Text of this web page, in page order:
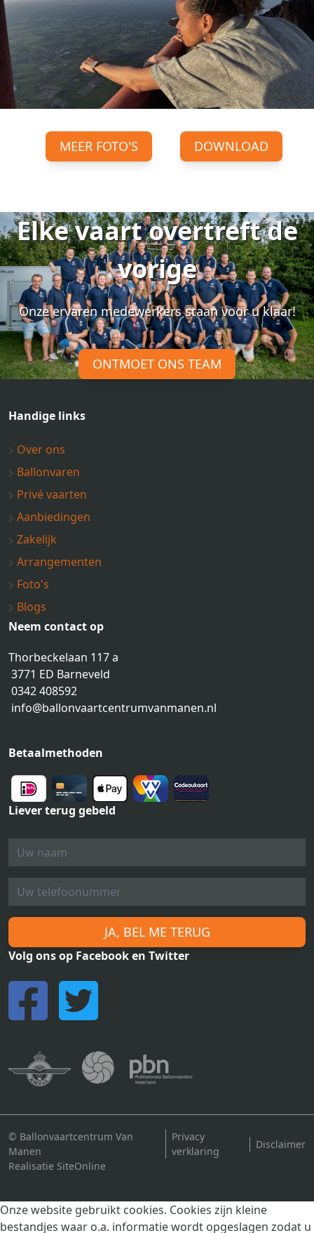
MEER FOTO'S DOWNLOAD
Elke vaart overtreft de
vorige
Onze ervaren medewerkers staan voor u klaar!
ONTMOET ONS TEAM
Handige links
Over ons
Ballonvaren
Privé vaarten
Aanbiedingen
Zakelijk
Arrangementen
Foto's
Blogs
Neem contact op
Thorbeckelaan 117 a
3771 ED Barneveld
0342 408592
info@ballonvaartcentrumvanmanen.nl
Betaalmethoden
Liever terug gebeld
JA, BEL ME TERUG
Volg ons op Facebook en Twitter
© Ballonvaartcentrum Van
Manen
Privacy
verklaring
Disclaimer
Realisatie SiteOnline
Onze website gebruikt cookies. Cookies zijn kleine
bestandjes waar o.a. informatie wordt opgeslagen zodat u